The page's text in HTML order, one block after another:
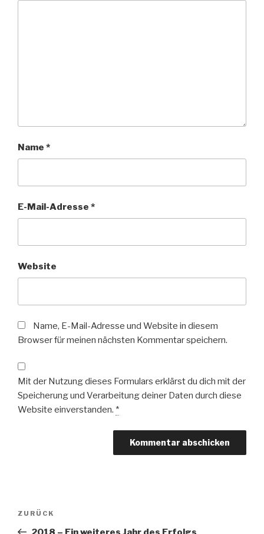
Name *
E-Mail-Adresse *
Website
Name, E-Mail-Adresse und Website in diesem
Browser für meinen nächsten Kommentar speichern.
Mit der Nutzung dieses Formulars erklärst du dich mit der
Speicherung und Verarbeitung deiner Daten durch diese
Website einverstanden. *
Beitragsnavigation
Vorheriger
Beitrag
ZURÜCK